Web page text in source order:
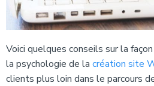
Voici quelques conseils sur la
la psychologie de la création site
clients plus loin dans le parcours